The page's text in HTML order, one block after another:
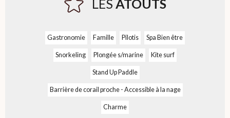
LES ATOUTS
Gastronomie Famille Pilotis Spa Bien être
Snorkeling Plongée s/marine Kite surf
Stand Up Paddle
Barrière de corail proche - Accessible à la nage
Charme